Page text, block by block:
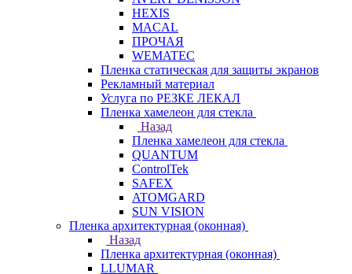
HEXIS
MACAL
ПРОЧАЯ
WEMATEC
Пленка статическая для защиты экранов
Рекламный материал
Услуга по РЕЗКЕ ЛЕКАЛ
Пленка хамелеон для стекла
Назад
Пленка хамелеон для стекла
QUANTUM
ControlTek
SAFEX
ATOMGARD
SUN VISION
Пленка архитектурная (оконная)
Назад
Пленка архитектурная (оконная)
LLUMAR